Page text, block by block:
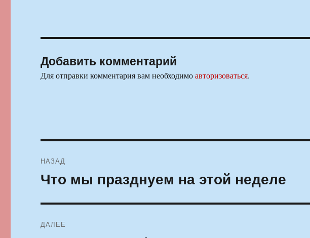
Добавить комментарий
Для отправки комментария вам необходимоавторизоваться.
по
НАЗАД
Предыдущая
Что мы празднуем на этой неделе
ДАЛЕЕ